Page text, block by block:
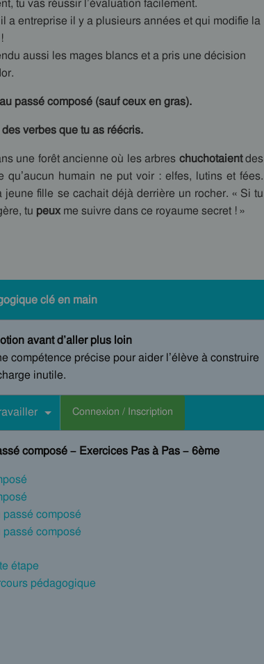
tu vas réussir l’évaluation facilement.
a entreprise il y a plusieurs années et qui modifie la
aussi les mages blancs et a pris une décision
passé composé (sauf ceux en gras).
verbes que tu as réécris.
une forêt ancienne où les arbres chuchotaientdes
humain ne put voir : elfes, lutins et fées.
fille se cachait déjà derrière un rocher. « Si tu
tu peux me suivre dans ce royaume secret ! »
clé en main
avant d’aller plus loin
compétence précise pour aider l’élève à construire
inutile.
Connexion / Inscription
composé – Exercices Pas à Pas – 6ème
composé
composé
étape
pédagogique